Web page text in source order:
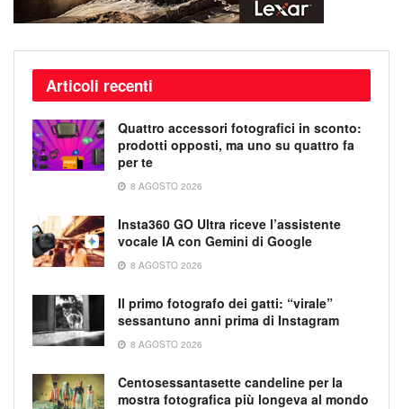
Articoli recenti
Quattro accessori fotografici in sconto:
prodotti opposti, ma uno su quattro fa
per te
8 AGOSTO 2026
Insta360 GO Ultra riceve l’assistente
vocale IA con Gemini di Google
8 AGOSTO 2026
Il primo fotografo dei gatti: “virale”
sessantuno anni prima di Instagram
8 AGOSTO 2026
Centosessantasette candeline per la
mostra fotografica più longeva al mondo